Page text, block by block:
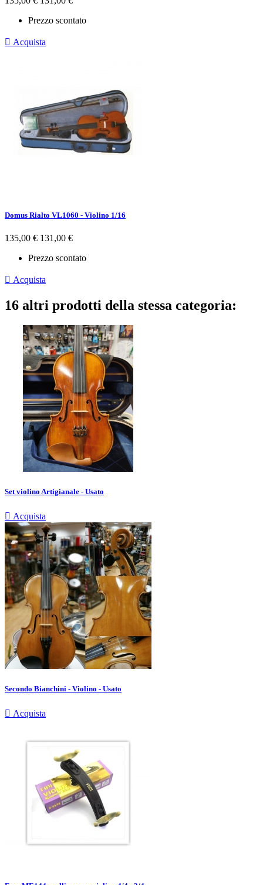
Prezzo scontato
 Acquista
Domus Rialto VL1060 - Violino 1/16
Prezzo
135,00 € Prezzo
131,00 €
Prezzo scontato
 Acquista
16 altri prodotti della stessa categoria:
Set violino Artigianale - Usato
 Acquista
Secondo Bianchini - Violino - Usato
 Acquista